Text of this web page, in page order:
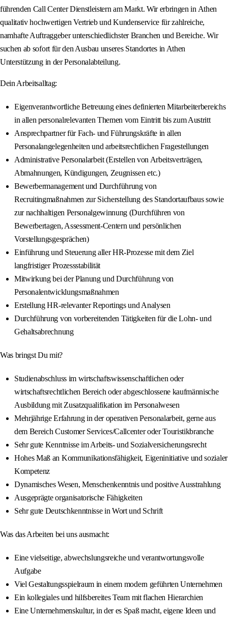
führenden Call Center Dienstleistern am Markt. Wir erbringen in Athen
qualitativ hochwertigen Vertrieb und Kundenservice für zahlreiche,
namhafte Auftraggeber unterschiedlichster Branchen und Bereiche. Wir
suchen ab sofort für den Ausbau unseres Standortes in Athen
Unterstützung in der Personalabteilung.
Dein Arbeitsalltag:
Eigenverantwortliche Betreuung eines definierten Mitarbeiterbereichs
in allen personalrelevanten Themen vom Eintritt bis zum Austritt
Ansprechpartner für Fach- und Führungskräfte in allen
Personalangelegenheiten und arbeitsrechtlichen Fragestellungen
Administrative Personalarbeit (Erstellen von Arbeitsverträgen,
Abmahnungen, Kündigungen, Zeugnissen etc.)
Bewerbermanagement und Durchführung von
Recruitingmaßnahmen zur Sicherstellung des Standortaufbaus sowie
zur nachhaltigen Personalgewinnung (Durchführen von
Bewerbertagen, Assessment-Centern und persönlichen
Vorstellungsgesprächen)
Einführung und Steuerung aller HR-Prozesse mit dem Ziel
langfristiger Prozessstabilität
Mitwirkung bei der Planung und Durchführung von
Personalentwicklungsmaßnahmen
Erstellung HR-relevanter Reportings und Analysen
Durchführung von vorbereitenden Tätigkeiten für die Lohn- und
Gehaltsabrechnung
Was bringst Du mit?
Studienabschluss im wirtschaftswissenschaftlichen oder
wirtschaftsrechtlichen Bereich oder abgeschlossene kaufmännische
Ausbildung mit Zusatzqualifikation im Personalwesen
Mehrjährige Erfahrung in der operativen Personalarbeit, gerne aus
dem Bereich Customer Services/Callcenter oder Touristikbranche
Sehr gute Kenntnisse im Arbeits- und Sozialversicherungsrecht
Hohes Maß an Kommunikationsfähigkeit, Eigeninitiative und sozialer
Kompetenz
Dynamisches Wesen, Menschenkenntnis und positive Ausstrahlung
Ausgeprägte organisatorische Fähigkeiten
Sehr gute Deutschkenntnisse in Wort und Schrift
Was das Arbeiten bei uns ausmacht:
Eine vielseitige, abwechslungsreiche und verantwortungsvolle
Aufgabe
Viel Gestaltungsspielraum in einem modern geführten Unternehmen
Ein kollegiales und hilfsbereites Team mit flachen Hierarchien
Eine Unternehmenskultur, in der es Spaß macht, eigene Ideen und